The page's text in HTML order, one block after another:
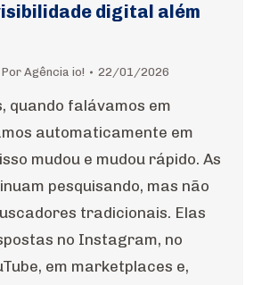
digital além
Por Agência io! 22/01/2026
quando falávamos em
automaticamente em
mudou e mudou rápido. As
pesquisando, mas não
tradicionais. Elas
no Instagram, no
em marketplaces e,